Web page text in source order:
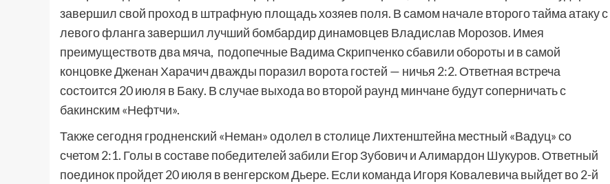
завершил свой проход в штрафную площадь хозяев поля. В самом начале второго тайма атаку с
левого фланга завершил лучший бомбардир динамовцев Владислав Морозов. Имея
преимуществотв два мяча, подопечные Вадима Скрипченко сбавили обороты и в самой
концовке Дженан Харачич дважды поразил ворота гостей — ничья 2:2. Ответная встреча
состоится 20 июля в Баку. В случае выхода во второй раунд минчане будут соперничать с
бакинским «Нефтчи».
Также сегодня гродненский «Неман» одолел в столице Лихтенштейна местный «Вадуц» со
счетом 2:1. Голы в составе победителей забили Егор Зубович и Алимардон Шукуров. Ответный
поединок пройдет 20 июля в венгерском Дьере. Если команда Игоря Ковалевича выйдет во 2-й